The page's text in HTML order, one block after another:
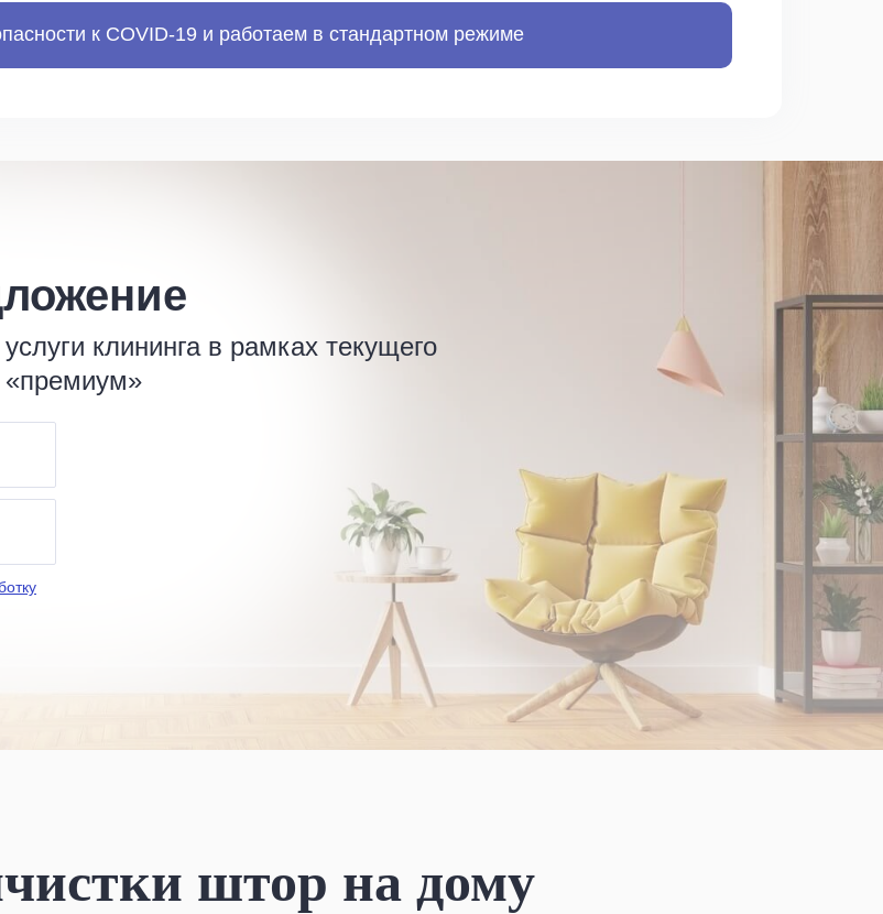
к COVID-19 и работаем в стандартном режиме
клининга в рамках текущего
«премиум»
штор на дому